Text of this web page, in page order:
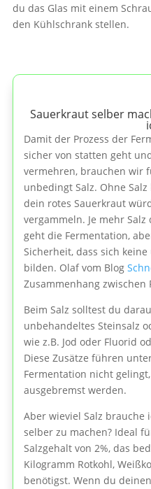
du das Glas mit einem
den Kühlschrank stellen.
Sauerkraut selber
Damit der Prozess der
sicher von statten geht
vermehren, brauchen wir
unbedingt Salz. Ohne
dein rotes Sauerkraut
vergammeln. Je mehr
geht die Fermentation,
Sicherheit, dass sich
bilden. Olaf vom Blog
Zusammenhang zwischen
Beim Salz solltest du
unbehandeltes Steinsalz
wie z.B. Jod oder Fluorid
Diese Zusätze führen
Fermentation nicht
ausgebremst werden.
Aber wieviel Salz brauche
selber zu machen? Ideal
Salzgehalt von 2%, das
Kilogramm Rotkohl,
benötigst. Wenn du